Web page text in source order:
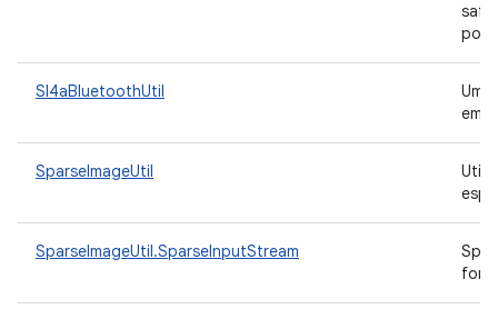
safe
Sl4aBluetoothUtil
em
SparseImageUtil
SparseImageUtil.SparseInputStream